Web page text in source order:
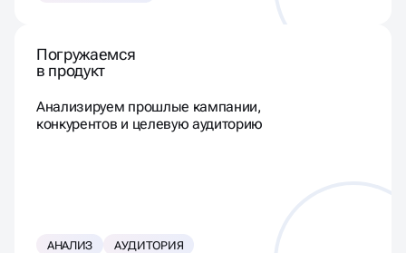
Погружаемся
в продукт
Анализируем прошлые кампании,
конкурентов и целевую аудиторию
АНАЛИЗ
АУДИТОРИЯ